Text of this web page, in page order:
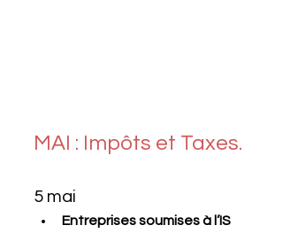
MAI : Impôts et Taxes.
5 mai
Entreprises soumises à l’IS